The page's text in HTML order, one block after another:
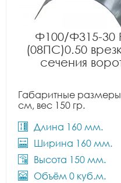
Ф100/Ф315-30
(08ПС)0.50
сечения
Габаритные
см, вес 150 гр.
Длина 160 мм.
Ширина 160 мм.
Высота 150 мм.
Объём 0 куб.м.